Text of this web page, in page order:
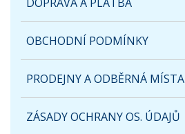
OBCHODNÍ PODMÍNKY
PRODEJNY A ODBĚRNÁ MÍSTA
ZÁSADY OCHRANY OS. ÚDAJŮ